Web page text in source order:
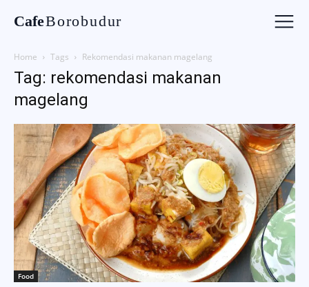
CafeBorobudur
Home Tags Rekomendasi makanan magelang
Tag: rekomendasi makanan
magelang
Food